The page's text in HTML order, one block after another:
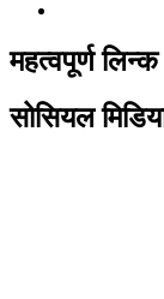
महत्वपूर्ण लिन्क
सोसियल